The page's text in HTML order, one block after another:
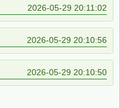
2026-05-29 20:11:02
2026-05-29 20:10:56
2026-05-29 20:10:50